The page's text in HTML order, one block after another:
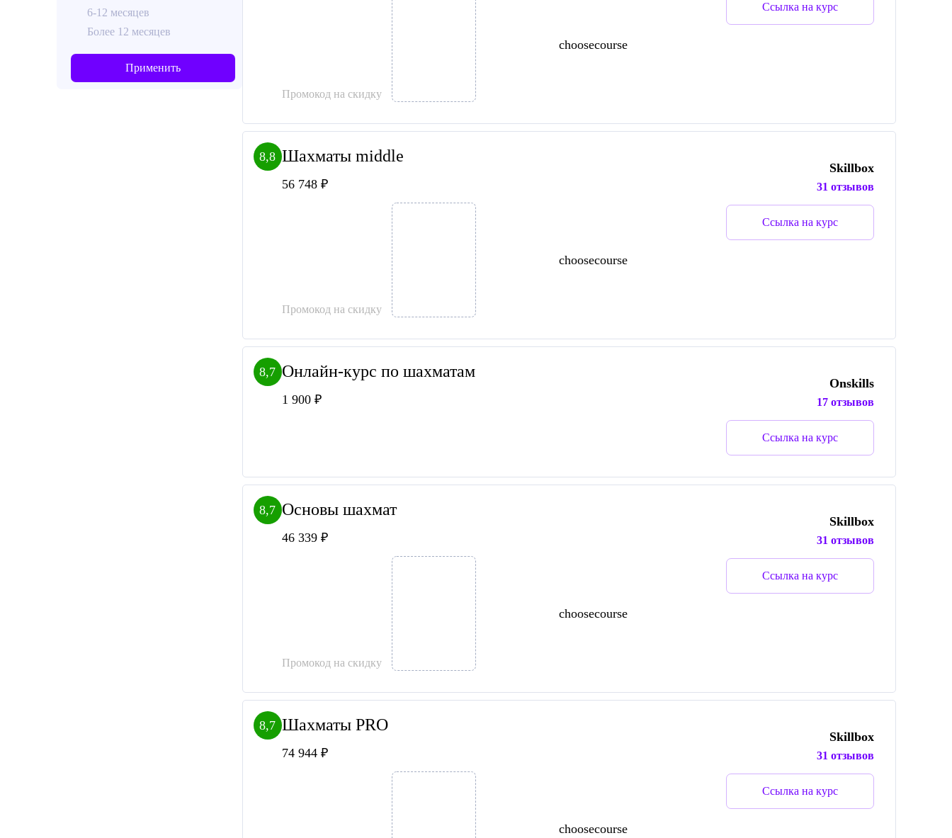
6-12 месяцев
Более 12 месяцев
Применить
Промокод на скидку
choosecourse
Ссылка на курс
8,8 Шахматы middle
56 748 ₽
Промокод на скидку
choosecourse
Skillbox
31 отзывов
Ссылка на курс
8,7 Онлайн-курс по шахматам
1 900 ₽
Onskills
17 отзывов
Ссылка на курс
8,7 Основы шахмат
46 339 ₽
Промокод на скидку
choosecourse
Skillbox
31 отзывов
Ссылка на курс
8,7 Шахматы PRO
74 944 ₽
choosecourse
Skillbox
31 отзывов
Ссылка на курс